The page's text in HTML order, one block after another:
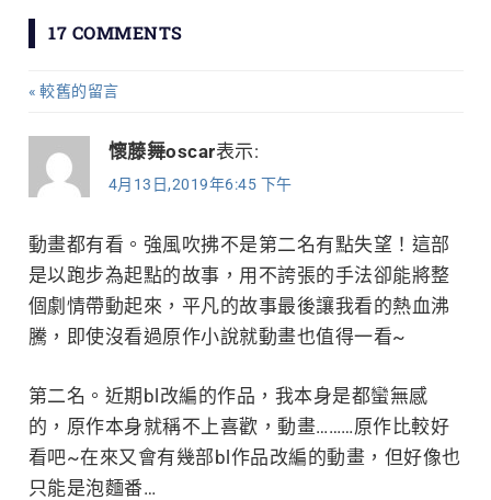
導
覽
17 COMMENTS
留
言
導
覽
較舊的留言
懷藤舞oscar表示:
4月13日,2019年6:45 下午
動畫都有看。強風吹拂不是第二名有點失望！這部
是以跑步為起點的故事，用不誇張的手法卻能將整
個劇情帶動起來，平凡的故事最後讓我看的熱血沸
騰，即使沒看過原作小說就動畫也值得一看~
第二名。近期bl改編的作品，我本身是都蠻無感
的，原作本身就稱不上喜歡，動畫………原作比較好
看吧~在來又會有幾部bl作品改編的動畫，但好像也
只能是泡麵番…